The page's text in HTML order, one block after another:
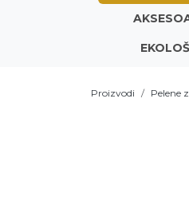
Proizvodi Pelene